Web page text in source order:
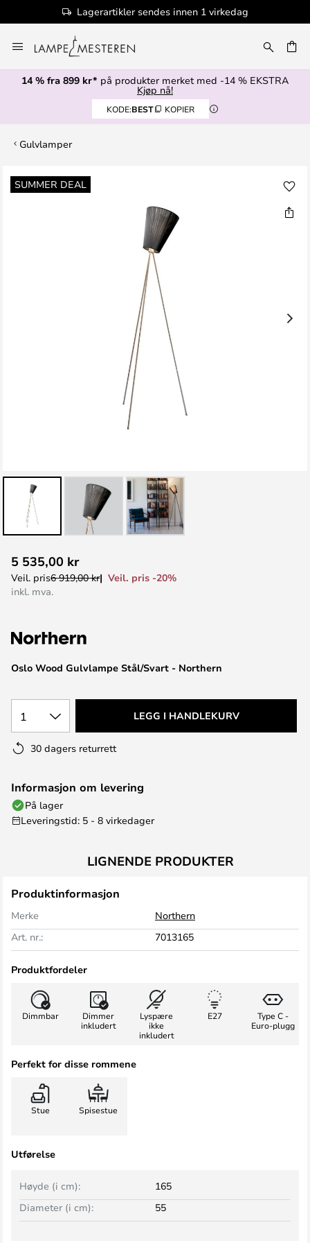
Lagerartikler sendes innen 1 virkedag
til
innhold
14 % fra 899 kr* på produkter merket med -14 % EKSTRA
Kjøp nå!
KODE:BEST KOPIER
Gulvlamper
SUMMER DEAL
Gå
til
til
begynnelsen
Oslo Wood Gulvlampe Stål/Svart - Northern
5 535,00 kr
Veil. pris6 919,00 kr
Veil. pris -20%
inkl. mva.
1 LEGG I HANDLEKURV
30 dagers returrett
Informasjon om levering
På lager
Leveringstid: 5 - 8 virkedager
LIGNENDE PRODUKTER
Produktinformasjon
Merke
Northern
Art. nr.:
7013165
Produktfordeler
Dimmbar
Dimmer
inkludert
Lyspære
ikke
inkludert
E27
Type C -
Euro-plugg
Perfekt for disse rommene
Stue Spisestue
Utførelse
Høyde (i cm):
165
Diameter (i cm):
55